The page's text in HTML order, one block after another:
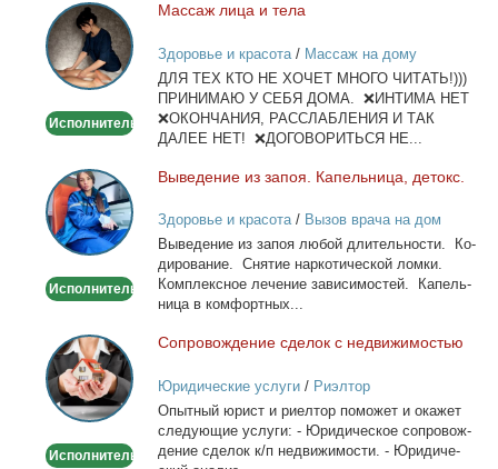
Массаж
лица
и
тела
Исполнитель
Мас­саж ли­ца и те­ла
Здоровье и красота/ Массаж на дому
ДЛЯ ТЕХ КТО НЕ ХОЧЕТ МНОГО ЧИТАТЬ!)))
ПРИНИМАЮ У СЕБЯ ДОМА. ❌ИНТИМА НЕТ
❌ОКОНЧАНИЯ, РАССЛАБЛЕНИЯ И ТАК
ДАЛЕЕ НЕТ! ❌ДОГОВОРИТЬСЯ НЕ...
Выведение
из
запоя.
Капельница,
Исполнитель
Вы­ве­де­ние из за­поя. Ка­пель­ни­ца, де­токс.
Здоровье и красота/ Вызов врача на дом
Вы­ве­де­ние из за­поя лю­бой дли­тель­но­сти. Ко­
ди­ро­ва­ние. Сня­тие нар­ко­ти­че­ской лом­ки.
Ком­плекс­ное ле­че­ние за­ви­си­мо­стей. Ка­пель­
ни­ца в ком­форт­ных...
Сопровождение
сделок
с
недвижимостью
Исполнитель
Со­про­вож­де­ние сде­лок с недви­жи­мо­стью
Юридические услуги/ Риэлтор
Опыт­ный юрист и ри­ел­тор по­мо­жет и ока­жет
сле­ду­ю­щие услу­ги: - Юри­ди­че­ское со­про­вож­
де­ние сде­лок к/п недви­жи­мо­сти. - Юри­ди­че­